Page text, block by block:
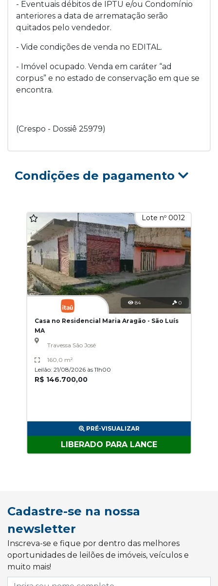
- Eventuais débitos de IPTU e/ou Condomínio
anteriores a data de arrematação serão
quitados pelo vendedor.
- Vide condições de venda no EDITAL.
- Imóvel ocupado. Venda em caráter “ad
corpus” e no estado de conservação em que se
encontra.
(Crespo - Dossiê 25979)
Condições de pagamento
Lote nº 0012
84 0
Casa no Residencial Maria Aragão - São Luís
MA
Travessa São José
160,0 m²
Leilão: 21/08/2026 às 11h00
R$ 146.700,00
PRÉ-VISUALIZAR
LIBERADO PARA LANCE
Cadastre-se na nossa
newsletter
Inscreva-se e fique por dentro das melhores
oportunidades de leilões de imóveis, veículos e
muito mais!